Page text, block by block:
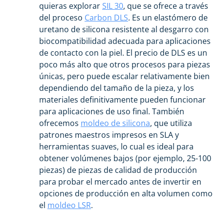
quieras explorarSIL 30, que se ofrece a través
del proceso Carbon DLS. Es un elastómero de
uretano de silicona resistente al desgarro con
biocompatibilidad adecuada para aplicaciones
de contacto con la piel. El precio de DLS es un
poco más alto que otros procesos para piezas
únicas, pero puede escalar relativamente bien
dependiendo del tamaño de la pieza, y los
materiales definitivamente pueden funcionar
para aplicaciones de uso final. También
ofrecemos moldeo de silicona, que utiliza
patrones maestros impresos en SLA y
herramientas suaves, lo cual es ideal para
obtener volúmenes bajos (por ejemplo, 25-100
piezas) de piezas de calidad de producción
para probar el mercado antes de invertir en
opciones de producción en alta volumen como
el moldeo LSR.